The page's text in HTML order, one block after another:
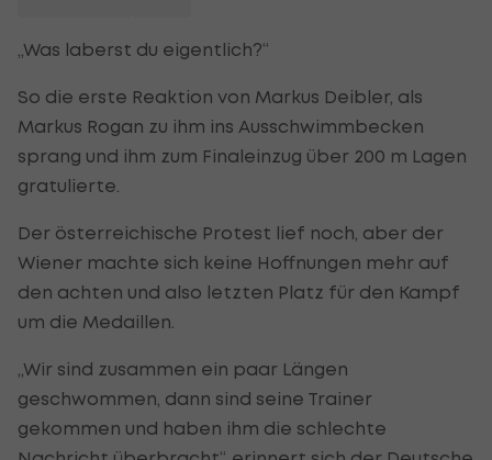
„Was laberst du eigentlich?“
So die erste Reaktion von Markus Deibler, als
Markus Rogan zu ihm ins Ausschwimmbecken
sprang und ihm zum Finaleinzug über 200 m Lagen
gratulierte.
Der österreichische Protest lief noch, aber der
Wiener machte sich keine Hoffnungen mehr auf
den achten und also letzten Platz für den Kampf
um die Medaillen.
„Wir sind zusammen ein paar Längen
geschwommen, dann sind seine Trainer
gekommen und haben ihm die schlechte